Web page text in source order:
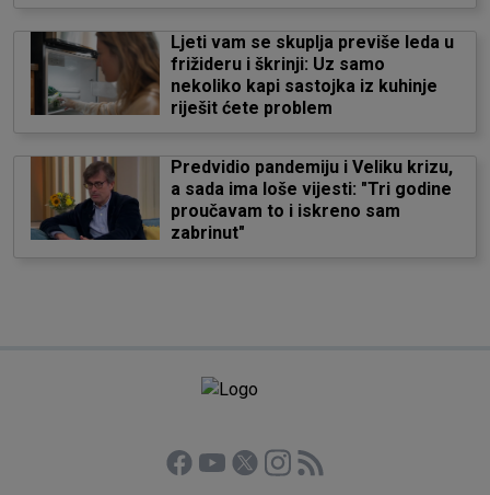
Ljeti vam se skuplja previše leda u
frižideru i škrinji: Uz samo
nekoliko kapi sastojka iz kuhinje
riješit ćete problem
Predvidio pandemiju i Veliku krizu,
a sada ima loše vijesti: "Tri godine
proučavam to i iskreno sam
zabrinut"